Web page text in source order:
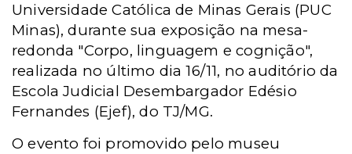
Universidade Católica de Minas Gerais (PUC
Minas), durante sua exposição na mesa-
redonda "Corpo, linguagem e cognição",
realizada no último dia 16/11, no auditório da
Escola Judicial Desembargador Edésio
Fernandes (Ejef), do TJ/MG.
O evento foi promovido pelo museu